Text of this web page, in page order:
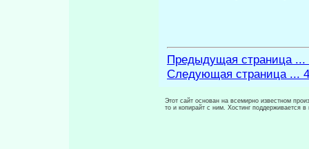
Предыдущая страница ...
Следующая страница ...
Этот сайт основан на всемирно известном
то и копирайт с ним. Хостинг поддерживается